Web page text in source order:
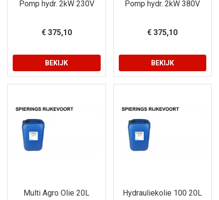
Pomp hydr. 2kW 230V
€ 375,10
BEKIJK
Pomp hydr. 2kW 380V
€ 375,10
BEKIJK
Multi Agro Olie 20L Hydrauliekolie 100 20L